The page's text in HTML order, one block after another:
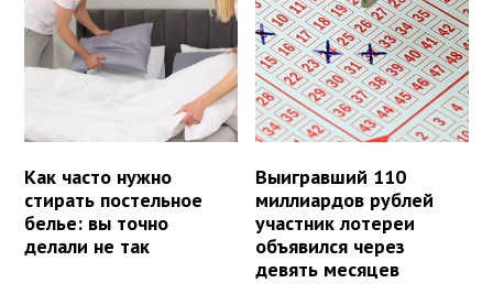
Как часто нужно
стирать постельное
белье: вы точно
делали не так
Выигравший 110
миллиардов рублей
участник лотереи
объявился через
девять месяцев